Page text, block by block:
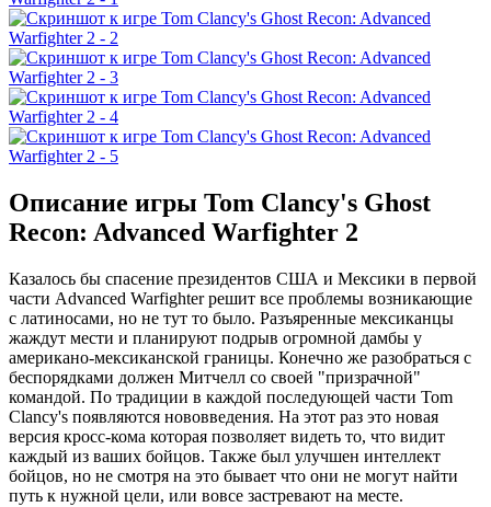
Описание игры Tom Clancy's Ghost
Recon: Advanced Warfighter 2
Казалось бы спасение президентов США и Мексики в первой
части Advanced Warfighter решит все проблемы возникающие
с латиносами, но не тут то было. Разъяренные мексиканцы
жаждут мести и планируют подрыв огромной дамбы у
американо-мексиканской границы. Конечно же разобраться с
беспорядками должен Митчелл со своей "призрачной"
командой. По традиции в каждой последующей части Tom
Clancy's появляются нововведения. На этот раз это новая
версия кросс-кома которая позволяет видеть то, что видит
каждый из ваших бойцов. Также был улучшен интеллект
бойцов, но не смотря на это бывает что они не могут найти
путь к нужной цели, или вовсе застревают на месте.